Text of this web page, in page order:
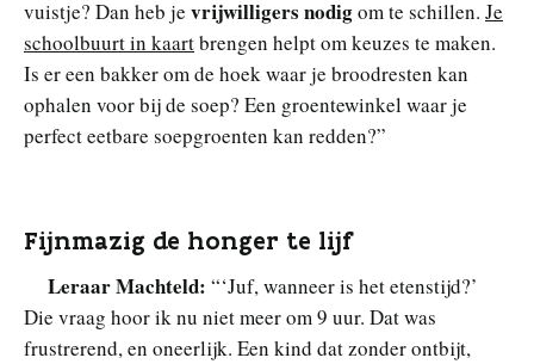
vuistje? Dan heb je vrijwilligers nodigom te schillen. Je
schoolbuurt in kaartbrengen helpt om keuzes te maken.
Is er een bakker om de hoek waar je broodresten kan
ophalen voor bij de soep? Een groentewinkel waar je
perfect eetbare soepgroenten kan redden?”
Fijnmazig de honger te lijf
Leraar Machteld: “‘Juf, wanneer is het etenstijd?’
Die vraag hoor ik nu niet meer om 9 uur. Dat was
frustrerend, en oneerlijk. Een kind dat zonder ontbijt,